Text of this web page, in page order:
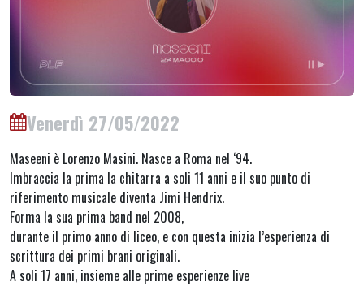
Venerdì 27/05/2022
Maseeni è Lorenzo Masini. Nasce a Roma nel ‘94.
Imbraccia la prima la chitarra a soli 11 anni e il suo punto di
riferimento musicale diventa Jimi Hendrix.
Forma la sua prima band nel 2008,
durante il primo anno di liceo, e con questa inizia l’esperienza di
scrittura dei primi brani originali.
A soli 17 anni, insieme alle prime esperienze live